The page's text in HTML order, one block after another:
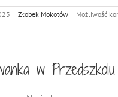
| Żłobek Mokotów | Możliwość
w Przedszkolu